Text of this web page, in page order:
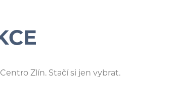
Zlín. Stačí si jen vybrat.